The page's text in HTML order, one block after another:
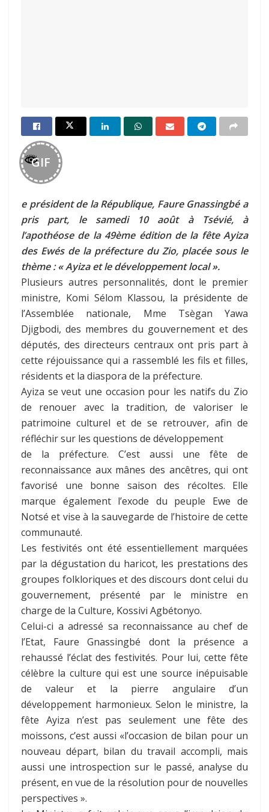
GIF
e président de la République, Faure Gnassingbé a
pris part, le samedi 10 août à Tsévié, à
l’apothéose de la 49ème édition de la fête Ayiza
des Ewés de la préfecture du Zio, placée sous le
thème : « Ayiza et le développement local ».
Plusieurs autres personnalités, dont le premier
ministre, Komi Sélom Klassou, la présidente de
l’Assemblée nationale, Mme Tsègan Yawa
Djigbodi, des membres du gouvernement et des
députés, des directeurs centraux ont pris part à
cette réjouissance qui a rassemblé les fils et filles,
résidents et la diaspora de la préfecture.
Ayiza se veut une occasion pour les natifs du Zio
de renouer avec la tradition, de valoriser le
patrimoine culturel et de se retrouver, afin de
réfléchir sur les questions de développement
de la préfecture. C’est aussi une fête de
reconnaissance aux mânes des ancêtres, qui ont
favorisé une bonne saison des récoltes. Elle
marque également l’exode du peuple Ewe de
Notsé et vise à la sauvegarde de l’histoire de cette
communauté.
Les festivités ont été essentiellement marquées
par la dégustation du haricot, les prestations des
groupes folkloriques et des discours dont celui du
gouvernement, présenté par le ministre en
charge de la Culture, Kossivi Agbétonyo.
Celui-ci a adressé sa reconnaissance au chef de
l’Etat, Faure Gnassingbé dont la présence a
rehaussé l’éclat des festivités. Pour lui, cette fête
célèbre la culture qui est une source inépuisable
de valeur et la pierre angulaire d’un
développement harmonieux. Selon le ministre, la
fête Ayiza n’est pas seulement une fête des
moissons, c’est aussi «l’occasion de bilan pour un
nouveau départ, bilan du travail accompli, mais
aussi une introspection sur le passé, analyse du
présent, en vue de la résolution pour de nouvelles
perspectives ».